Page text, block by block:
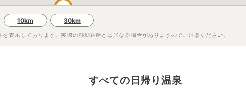
1
10km 30km
を表示しております。実際の移動距離とは異なる場合がありますのでご注意ください。
すべての日帰り温泉